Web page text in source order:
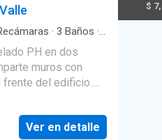
· 3 Baños ·
PH en dos
muros con
frente del edificio.
Luz proveniente
caliente en
Ver en detalle
$